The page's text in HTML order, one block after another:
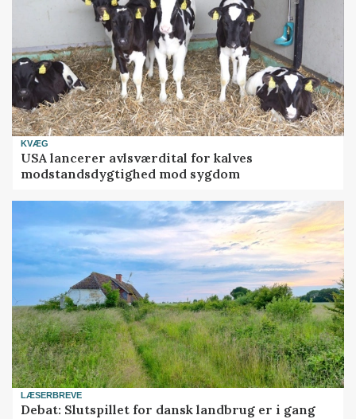
KVÆG
USA lancerer avlsværdital for kalves
modstandsdygtighed mod sygdom
LÆSERBREVE
Debat: Slutspillet for dansk landbrug er i gang